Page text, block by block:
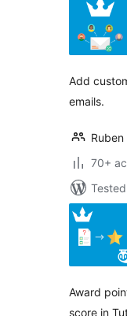
Add
emails.
Ruben
70+
Award
score in